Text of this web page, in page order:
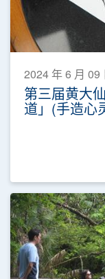
2024 年 6 月 09
第三届黄大
道」(手造心